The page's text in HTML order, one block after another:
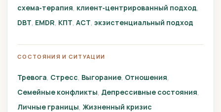
схема‑терапия клиент‑центрированный подход
DBT EMDR КПТ ACT экзистенциальный подход
СОСТОЯНИЯ И СИТУАЦИИ
Тревога Стресс Выгорание Отношения
Семейные конфликты Депрессивные состояния
Личные границы Жизненный кризис